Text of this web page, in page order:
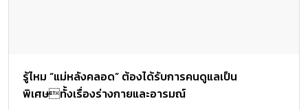
รู้ไหม “แม่หลังคลอด” ต้องได้รับการคนดูแลเป็น
พิเศษทั้งเรื่องร่างกายและอารมณ์